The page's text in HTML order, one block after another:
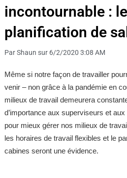
incontournable :
planification de
Par Shaun sur 6/2/2020 3:08 AM
Même si notre façon de travailler
venir – non grâce à la pandémie en
milieux de travail demeurera
d’importance aux superviseurs et
pour mieux gérer nos milieux de
les horaires de travail flexibles et le
cabines seront une évidence.